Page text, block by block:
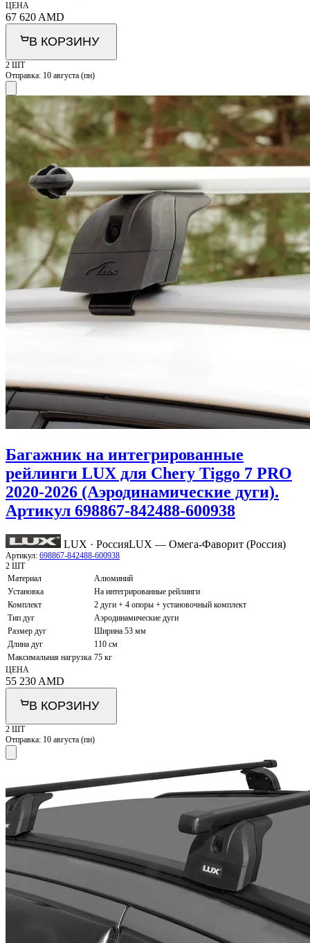
ЦЕНА
67 620 AMD
В КОРЗИНУ
2 ШТ
Отправка: 10 августа (пн)
Багажник на интегрированные
рейлинги LUX для Chery Tiggo 7 PRO
2020-2026 (Аэродинамические дуги).
Артикул 698867-842488-600938
LUX · РоссияLUX — Омега-Фаворит (Россия)
Артикул: 698867-842488-600938
2 ШТ
Материал
Алюминий
Установка
На интегрированные рейлинги
Комплект
2 дуги + 4 опоры + установочный комплект
Тип дуг
Аэродинамические дуги
Размер дуг
Ширина 53 мм
Длина дуг
110 см
Максимальная нагрузка 75 кг
ЦЕНА
55 230 AMD
В КОРЗИНУ
2 ШТ
Отправка: 10 августа (пн)